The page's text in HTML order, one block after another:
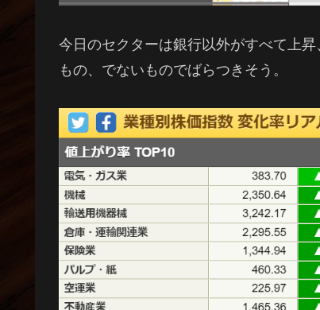
今日のセクターは銀行以外がすべて上
もの、でないものでばらつきそう。